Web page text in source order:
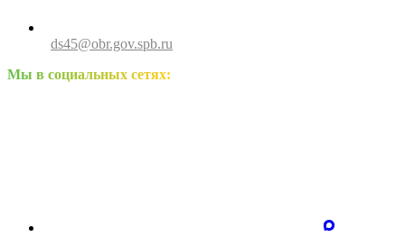
ds45@obr.gov.spb.ru
Мы в социальных сетях: